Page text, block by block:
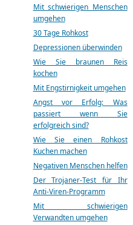
Mit schwierigen Menschen
umgehen
30 Tage Rohkost
Depressionen überwinden
Wie Sie braunen Reis
kochen
Mit Engstirnigkeit umgehen
Angst vor Erfolg: Was
passiert wenn Sie
erfolgreich sind?
Wie Sie einen Rohkost
Kuchen machen
Negativen Menschen helfen
Der Trojaner-Test für Ihr
Anti-Viren-Programm
Mit schwierigen
Verwandten umgehen